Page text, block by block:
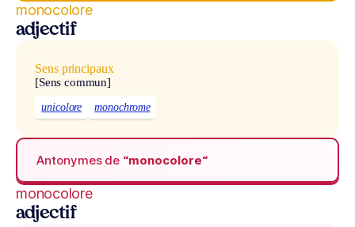
monocolore
adjectif
Sens principaux
[Sens commun]
unicolore monochrome
Antonymes de “monocolore“
monocolore
adjectif